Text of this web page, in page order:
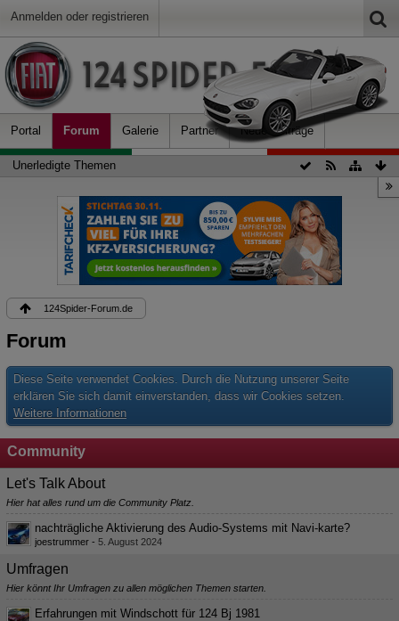
Anmelden oder registrieren
Portal Forum Galerie Partner Neue Beiträge
Unerledigte Themen
124Spider-Forum.de
Forum
Diese Seite verwendet Cookies. Durch die Nutzung unserer Seite
erklären Sie sich damit einverstanden, dass wir Cookies setzen.
Weitere Informationen
Community
Let's Talk About
Hier hat alles rund um die Community Platz.
nachträgliche Aktivierung des Audio-Systems mit Navi-karte?
joestrummer - 5. August 2024
Umfragen
Hier könnt Ihr Umfragen zu allen möglichen Themen starten.
Erfahrungen mit Windschott für 124 Bj 1981